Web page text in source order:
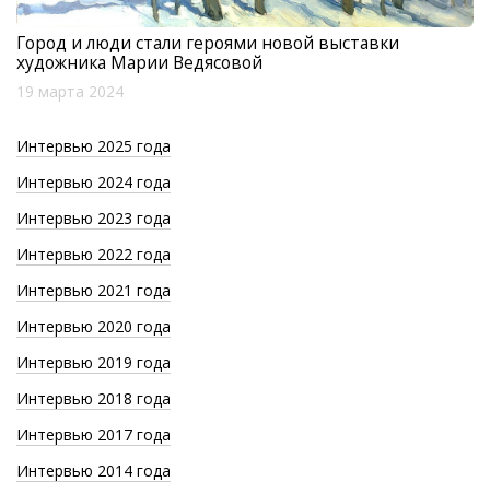
Город и люди стали героями новой выставки
художника Марии Ведясовой
19 марта 2024
Интервью 2025 года
Интервью 2024 года
Интервью 2023 года
Интервью 2022 года
Интервью 2021 года
Интервью 2020 года
Интервью 2019 года
Интервью 2018 года
Интервью 2017 года
Интервью 2014 года